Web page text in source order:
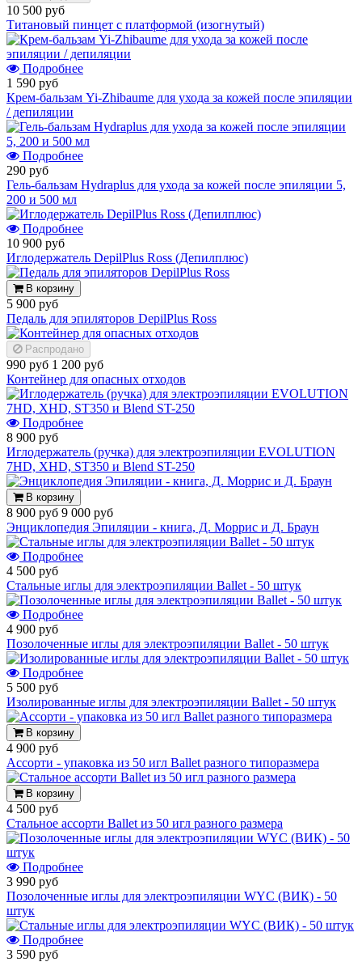
10 500 руб
Титановый пинцет с платформой (изогнутый)
Подробнее
1 590 руб
Крем-бальзам Yi-Zhibaume для ухода за кожей после эпиляции
/ депиляции
Подробнее
290 руб
Гель-бальзам Hydraplus для ухода за кожей после эпиляции 5,
200 и 500 мл
Подробнее
10 900 руб
Иглодержатель DepilPlus Ross (Депилплюс)
В корзину
5 900 руб
Педаль для эпиляторов DepilPlus Ross
Распродано
990 руб 1 200 руб
Контейнер для опасных отходов
Подробнее
8 900 руб
Иглодержатель (ручка) для электроэпиляции EVOLUTION
7HD, XHD, ST350 и Blend ST-250
В корзину
8 900 руб 9 000 руб
Энциклопедия Эпиляции - книга, Д. Моррис и Д. Браун
Подробнее
4 500 руб
Стальные иглы для электроэпиляции Ballet - 50 штук
Подробнее
4 900 руб
Позолоченные иглы для электроэпиляции Ballet - 50 штук
Подробнее
5 500 руб
Изолированные иглы для электроэпиляции Ballet - 50 штук
В корзину
4 900 руб
Ассорти - упаковка из 50 игл Ballet разного типоразмера
В корзину
4 500 руб
Стальное ассорти Ballet из 50 игл разного размера
Подробнее
3 990 руб
Позолоченные иглы для электроэпиляции WYC (ВИК) - 50
штук
Подробнее
3 590 руб